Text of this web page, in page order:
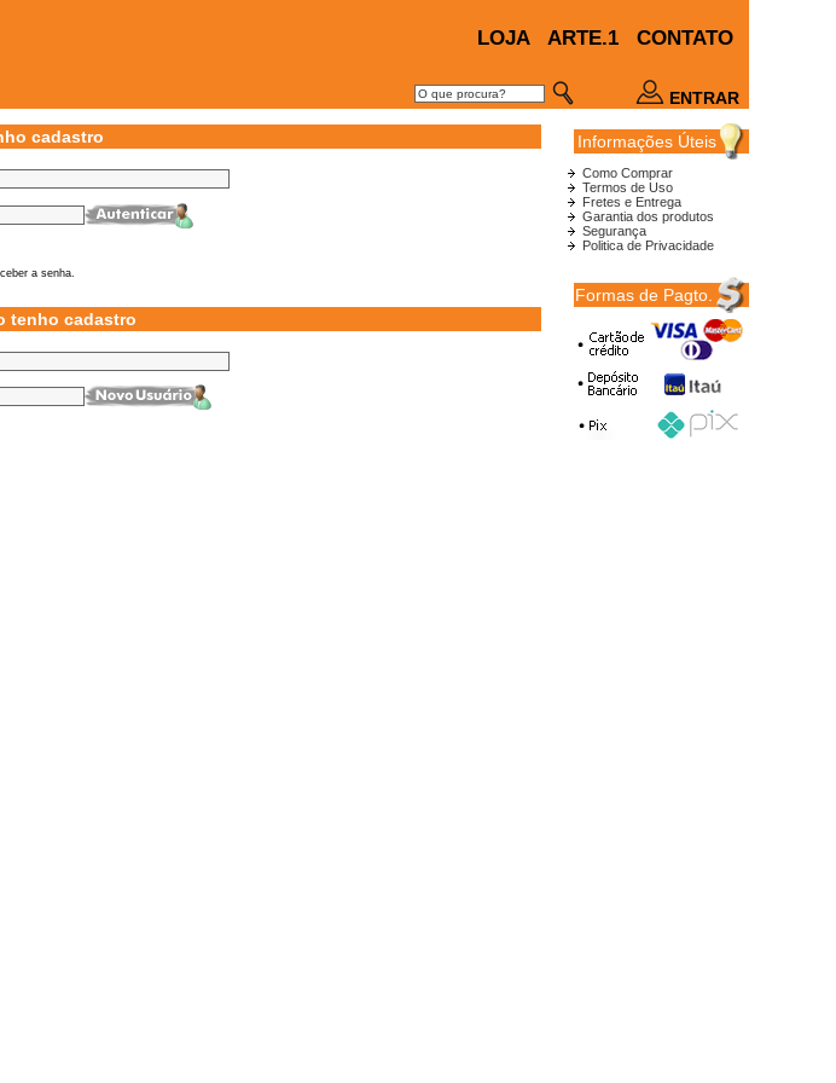
LOJA ARTE.1 CONTATO
ENTRAR
cadastro
a senha.
tenho cadastro
Informações Úteis
Como Comprar
Termos de Uso
Fretes e Entrega
Garantia dos produtos
Segurança
Politica de Privacidade
Formas de Pagto.